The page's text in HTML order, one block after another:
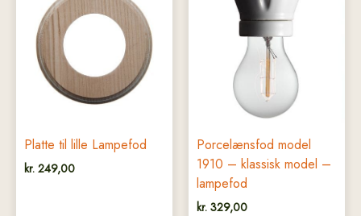
Platte til lille Lampefod
kr. 249,00
Porcelænsfod model
1910 – klassisk model –
lampefod
kr. 329,00